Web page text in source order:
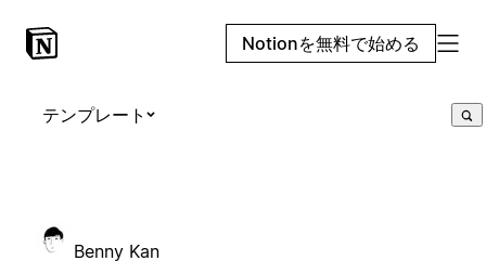
Notionを無料で始める
テンプレート
Benny Kan